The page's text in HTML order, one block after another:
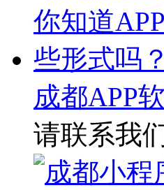
成都APP
请联系我